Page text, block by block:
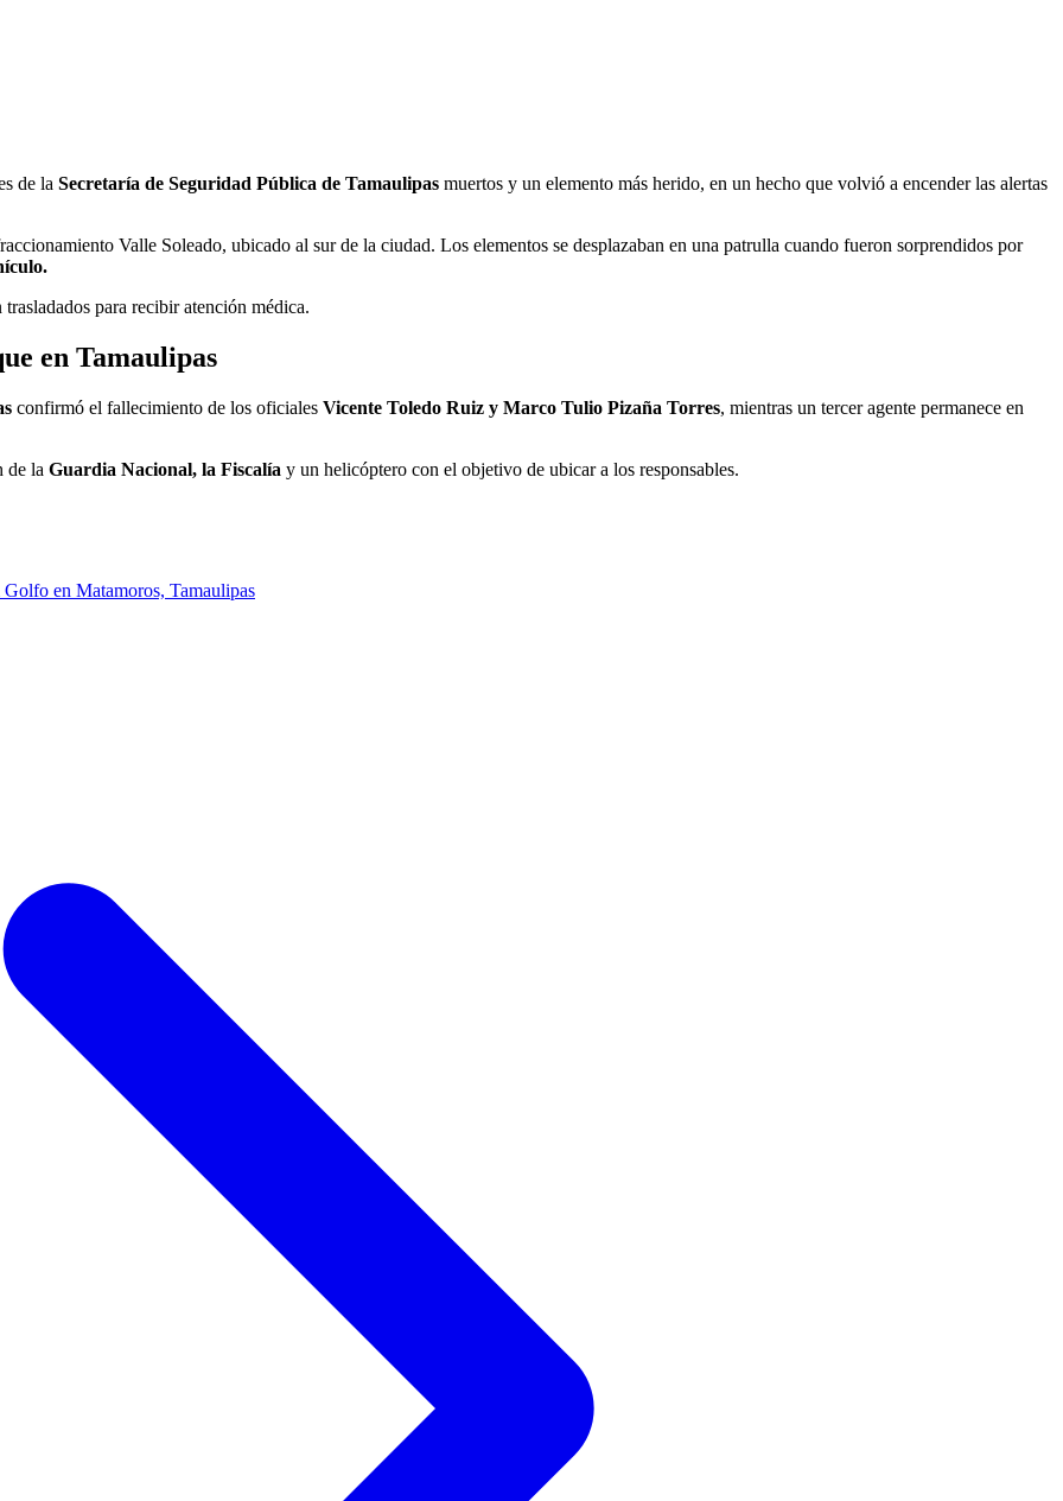
de la Secretaría de Seguridad Pública de Tamaulipas muertos y un elemento más herido, en un hecho que volvió a encender las alertas
Valle Soleado, ubicado al sur de la ciudad. Los elementos se desplazaban en una patrulla cuando fueron sorprendidos por
para recibir atención médica.
en Tamaulipas
confirmó el fallecimiento de los oficiales Vicente Toledo Ruiz y Marco Tulio Pizaña Torres, mientras un tercer agente permanece en
de la Guardia Nacional, la Fiscalía y un helicóptero con el objetivo de ubicar a los responsables.
en Matamoros, Tamaulipas